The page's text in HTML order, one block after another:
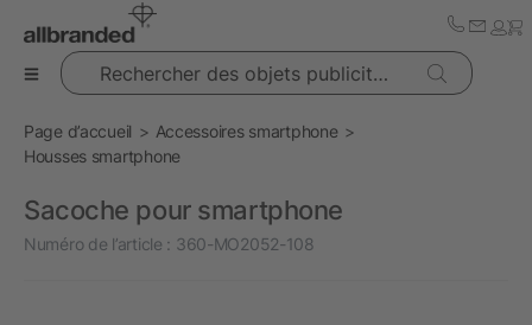
Rechercher des objets publicitaires
Page d’accueil
Accessoires smartphone
Housses smartphone
Sacoche pour smartphone
Numéro de l’article : 360-MO2052-108